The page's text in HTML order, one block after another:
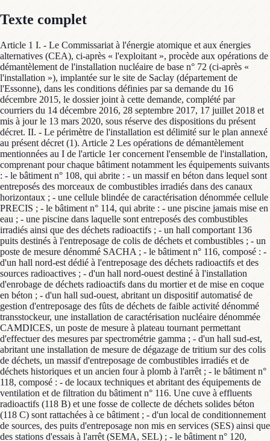
Texte complet
Article 1 I. - Le Commissariat à l'énergie atomique et aux énergies
alternatives (CEA), ci-après « l'exploitant », procède aux opérations de
démantèlement de l'installation nucléaire de base n° 72 (ci-après «
l'installation »), implantée sur le site de Saclay (département de
l'Essonne), dans les conditions définies par sa demande du 16
décembre 2015, le dossier joint à cette demande, complété par
courriers du 14 décembre 2016, 28 septembre 2017, 17 juillet 2018 et
mis à jour le 13 mars 2020, sous réserve des dispositions du présent
décret. II. - Le périmètre de l'installation est délimité sur le plan annexé
au présent décret (1). Article 2 Les opérations de démantèlement
mentionnées au I de l'article 1er concernent l'ensemble de l'installation,
comprenant pour chaque bâtiment notamment les équipements suivants
: - le bâtiment n° 108, qui abrite : - un massif en béton dans lequel sont
entreposés des morceaux de combustibles irradiés dans des canaux
horizontaux ; - une cellule blindée de caractérisation dénommée cellule
PRECIS ; - le bâtiment n° 114, qui abrite : - une piscine jamais mise en
eau ; - une piscine dans laquelle sont entreposés des combustibles
irradiés ainsi que des déchets radioactifs ; - un hall comportant 136
puits destinés à l'entreposage de colis de déchets et combustibles ; - un
poste de mesure dénommé SACHA ; - le bâtiment n° 116, composé : -
d'un hall nord-est dédié à l'entreposage des déchets radioactifs et des
sources radioactives ; - d'un hall nord-ouest destiné à l'installation
d'enrobage de déchets radioactifs dans du mortier et de mise en coque
en béton ; - d'un hall sud-ouest, abritant un dispositif automatisé de
gestion d'entreposage des fûts de déchets de faible activité dénommé
transstockeur, une installation de caractérisation nucléaire dénommée
CAMDICES, un poste de mesure à plateau tournant permettant
d'effectuer des mesures par spectrométrie gamma ; - d'un hall sud-est,
abritant une installation de mesure de dégazage de tritium sur des colis
de déchets, un massif d'entreposage de combustibles irradiés et de
déchets historiques et un ancien four à plomb à l'arrêt ; - le bâtiment n°
118, composé : - de locaux techniques et abritant des équipements de
ventilation et de filtration du bâtiment n° 116. Une cuve à effluents
radioactifs (118 B) et une fosse de collecte de déchets solides béton
(118 C) sont rattachées à ce bâtiment ; - d'un local de conditionnement
de sources, des puits d'entreposage non mis en services (SES) ainsi que
des stations d'essais à l'arrêt (SEMA, SEL) ; - le bâtiment n° 120,